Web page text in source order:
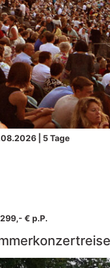
| 5 Tage
€ p.P.